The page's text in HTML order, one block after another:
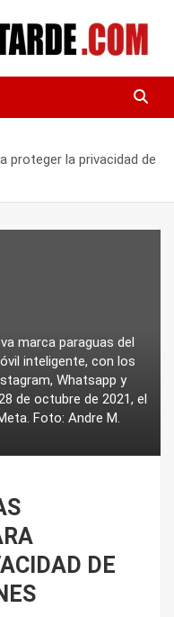
proteger la privacidad de
marca paraguas del
inteligente, con los
Whatsapp y
de octubre de 2021, el
Foto: Andre M.
DE